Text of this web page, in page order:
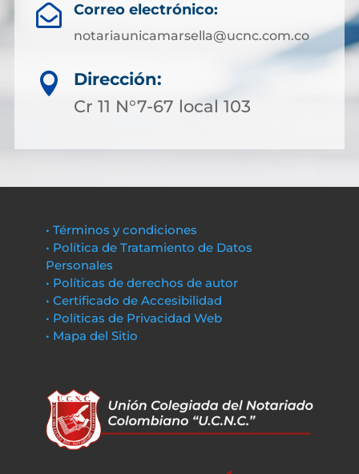
 Correo electrónico:
notariaunicamarsella@ucnc.com.co

Dirección:
Cr 11 N°7-67 local 103
• Términos y condiciones
• Política de Tratamiento de Datos
Personales
• Políticas de derechos de autor
• Certificado de Accesibilidad
• Políticas de Privacidad Web
• Mapa del Sitio